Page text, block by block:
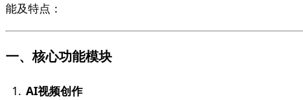
能及特点：
一、核心功能模块
AI视频创作